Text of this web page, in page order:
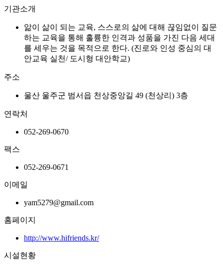
기관소개
앎이 삶이 되는 교육, 스스로의 삶에 대해 끊임없이 질문
하는 교육을 통해 훌륭한 인격과 성품을 가진 다음 세대
를 세우는 것을 목적으로 한다. (진로와 인성 중심의 대
안교육 실천/ 도시형 대안학교)
주소
울산 울주군 범서읍 천상중앙길 49 (천상리) 3층
연락처
052-269-0670
팩스
052-269-0671
이메일
yam5279@gmail.com
홈페이지
http://www.hifriends.kr/
시설현황